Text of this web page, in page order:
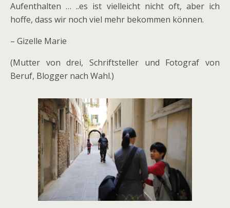
Aufenthalten … ..es ist vielleicht nicht oft, aber ich
hoffe, dass wir noch viel mehr bekommen können.
– Gizelle Marie
(Mutter von drei, Schriftsteller und Fotograf von
Beruf, Blogger nach Wahl.)